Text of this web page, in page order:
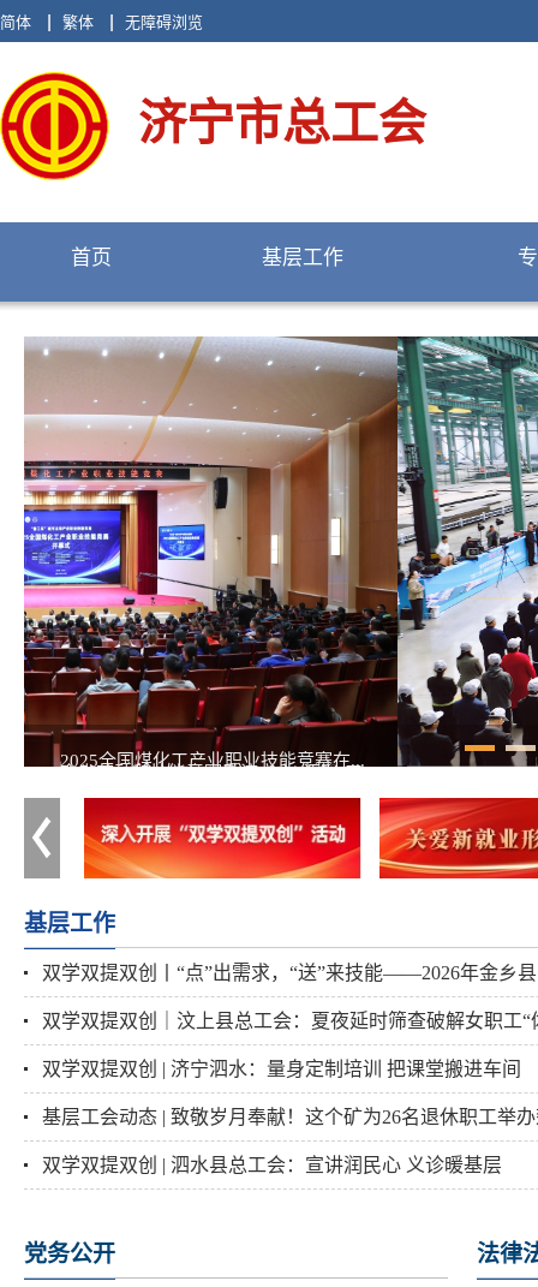
简体 繁体 无障碍浏览
济宁市总工会
首页 基层工作
全省劳动和技能竞赛暨济宁市“汇聚‘工...
基层工作
双学双提双创丨“点”出需求，“送”来技能——2026年金乡
双学双提双创｜汶上县总工会：夏夜延时筛查破解女职工“
双学双提双创 | 济宁泗水：量身定制培训 把课堂搬进车间
基层工会动态 | 致敬岁月奉献！这个矿为26名退休职工举
双学双提双创 | 泗水县总工会：宣讲润民心 义诊暖基层
党务公开 法律